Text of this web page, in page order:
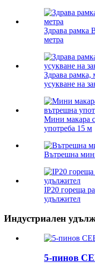
Здрава рамка
метра
Здрава рамка,
усукване на
Мини макара
употреба 15 м
Вътрешна
IP20 гореща
удължител
Индустриален
5-пинов